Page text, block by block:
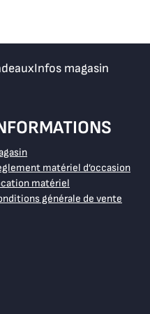
Infos magasin
matériel d’occasion
matériel
générale de vente